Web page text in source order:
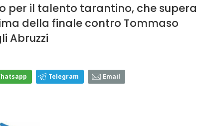
per il talento tarantino, che supera
della finale contro Tommaso
Abruzzi
Telegram Email